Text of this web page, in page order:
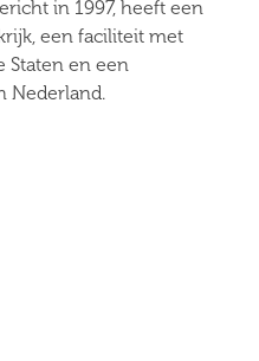
in 1997, heeft een
een faciliteit met
Staten en een
Nederland.